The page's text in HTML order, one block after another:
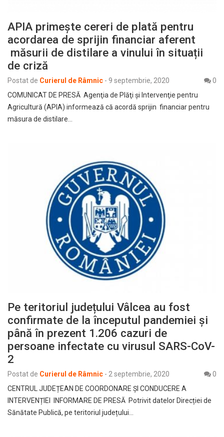
APIA primește cereri de plată pentru
acordarea de sprijin financiar aferent
măsurii de distilare a vinului în situații
de criză
Postat de Curierul de Râmnic - 9 septembrie, 2020
0
COMUNICAT DE PRESĂ Agenţia de Plăţi şi Intervenţie pentru
Agricultură (APIA) informează că acordă sprijin financiar pentru
măsura de distilare…
Pe teritoriul județului Vâlcea au fost
confirmate de la începutul pandemiei și
până în prezent 1.206 cazuri de
persoane infectate cu virusul SARS-CoV-
2
Postat de Curierul de Râmnic - 2 septembrie, 2020
0
CENTRUL JUDEȚEAN DE COORDONARE ȘI CONDUCERE A
INTERVENȚIEI INFORMARE DE PRESĂ Potrivit datelor Direcției de
Sănătate Publică, pe teritoriul județului…